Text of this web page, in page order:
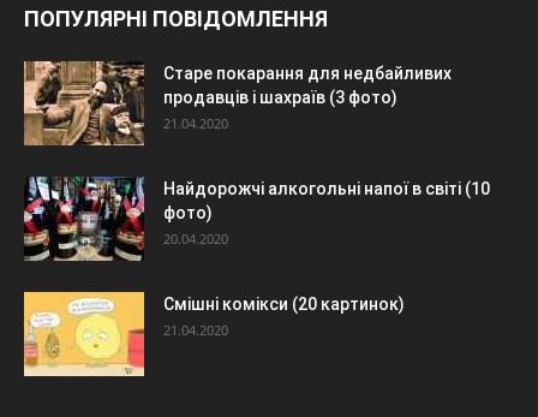
ПОПУЛЯРНІ ПОВІДОМЛЕННЯ
Старе покарання для недбайливих
продавців і шахраїв (3 фото)
21.04.2020
Найдорожчі алкогольні напої в світі (10
фото)
20.04.2020
Смішні комікси (20 картинок)
21.04.2020